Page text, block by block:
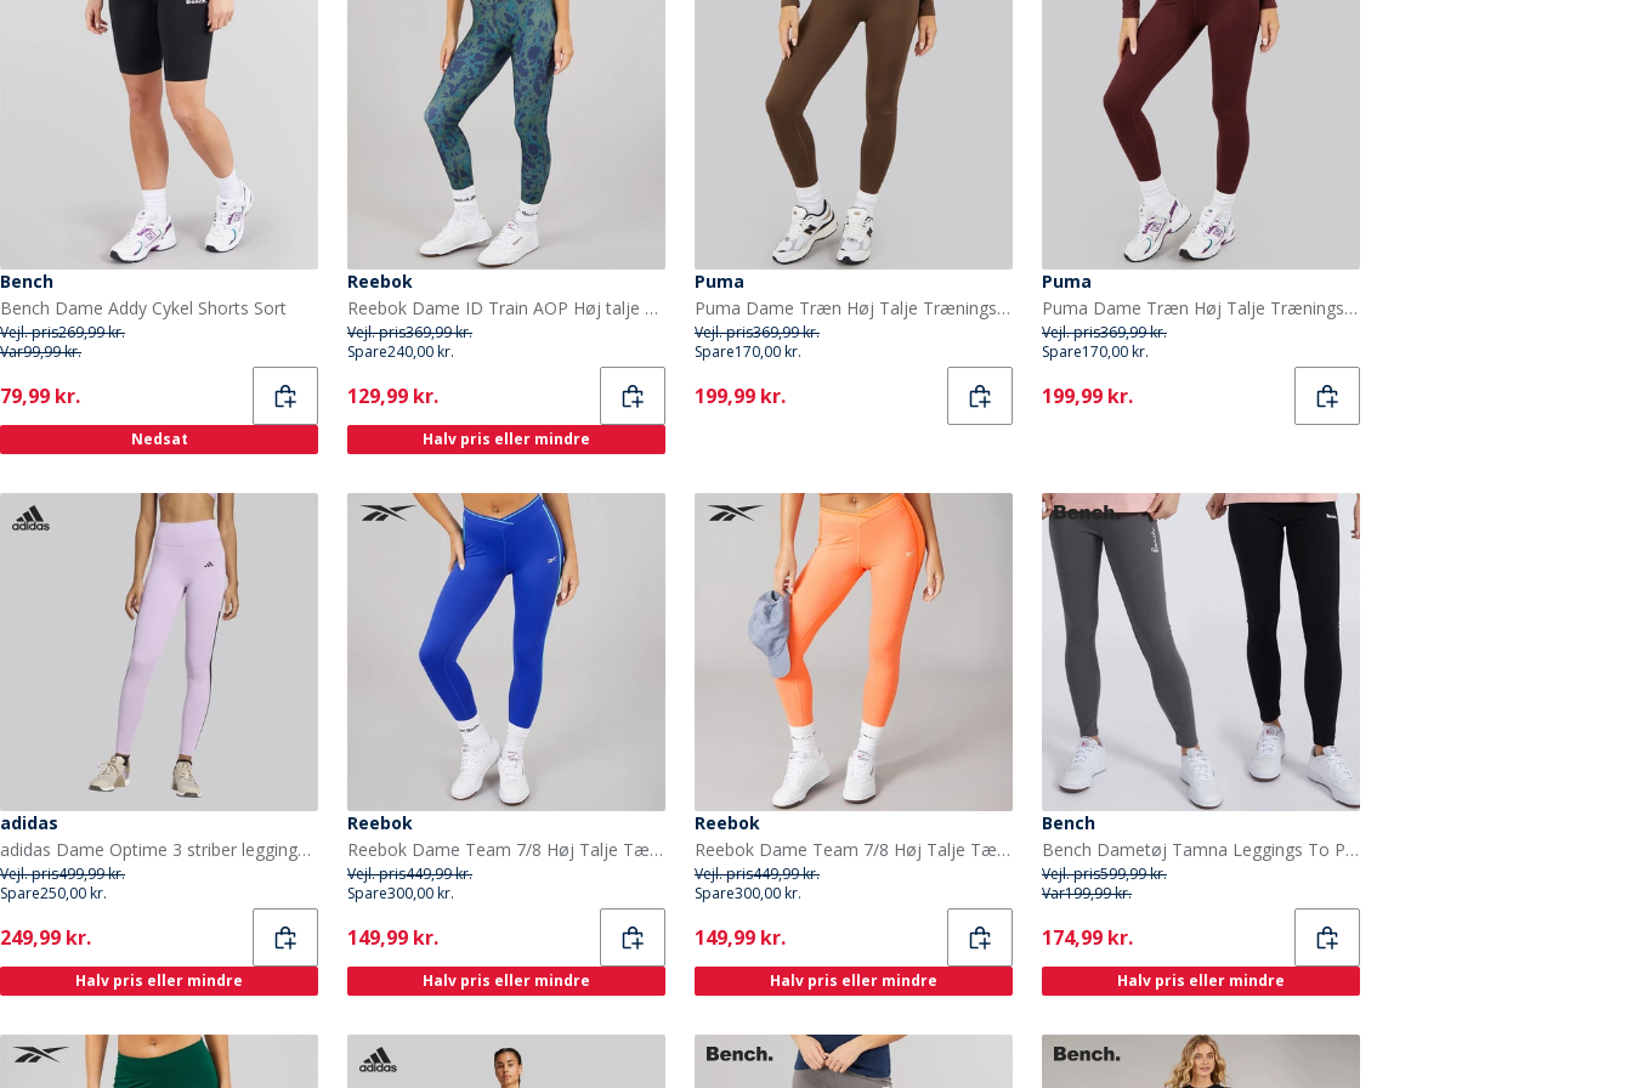
Bench
Bench Dame Addy Cykel Shorts Sort
Vejl. pris269,99 kr.
Var99,99 kr.
Current
79,99 kr.
Nedsat
Reebok
Reebok Dame ID Train AOP Høj talje stramme leggings Escape Green
Vejl. pris369,99 kr.
Spare240,00 kr.
Current
129,99 kr.
Halv pris eller mindre
Puma
Puma Dame Træn Høj Talje Trænings Tights Leggings Espresso Brown
Vejl. pris369,99 kr.
Spare170,00 kr.
Current
199,99 kr.
Puma
Puma Dame Træn Høj Talje Trænings Tights Leggings Aubergine
Vejl. pris369,99 kr.
Spare170,00 kr.
Current
199,99 kr.
adidas
adidas Dame Optime 3 striber leggings Powder Plum
Vejl. pris499,99 kr.
Spare250,00 kr.
Current
249,99 kr.
Halv pris eller mindre
Reebok
Reebok Dame Team 7/8 Høj Talje Tætsiddende Leggings Boundless Blue
Vejl. pris449,99 kr.
Spare300,00 kr.
Current
149,99 kr.
Halv pris eller mindre
Reebok
Reebok Dame Team 7/8 Høj Talje Tætsiddende Leggings Supercharged Coral
Vejl. pris449,99 kr.
Spare300,00 kr.
Current
149,99 kr.
Halv pris eller mindre
Bench
Bench Dametøj Tamna Leggings To Pak Sort/Antracit
Vejl. pris599,99 kr.
Var199,99 kr.
Current
174,99 kr.
Halv pris eller mindre